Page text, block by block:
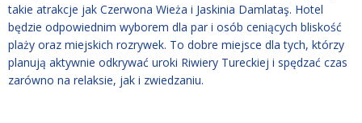
takie atrakcje jak Czerwona Wieża i Jaskinia Damlataş. Hotel
będzie odpowiednim wyborem dla par i osób ceniących bliskość
plaży oraz miejskich rozrywek. To dobre miejsce dla tych, którzy
planują aktywnie odkrywać uroki Riwiery Tureckiej i spędzać czas
zarówno na relaksie, jak i zwiedzaniu.